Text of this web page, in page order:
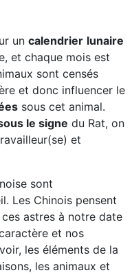
un calendrier lunaire
et chaque mois est
sont censés
et donc influencer le
sous cet animal.
le signe du Rat, on
et
sont
Les Chinois pensent
astres à notre date
et nos
les éléments de la
les animaux et